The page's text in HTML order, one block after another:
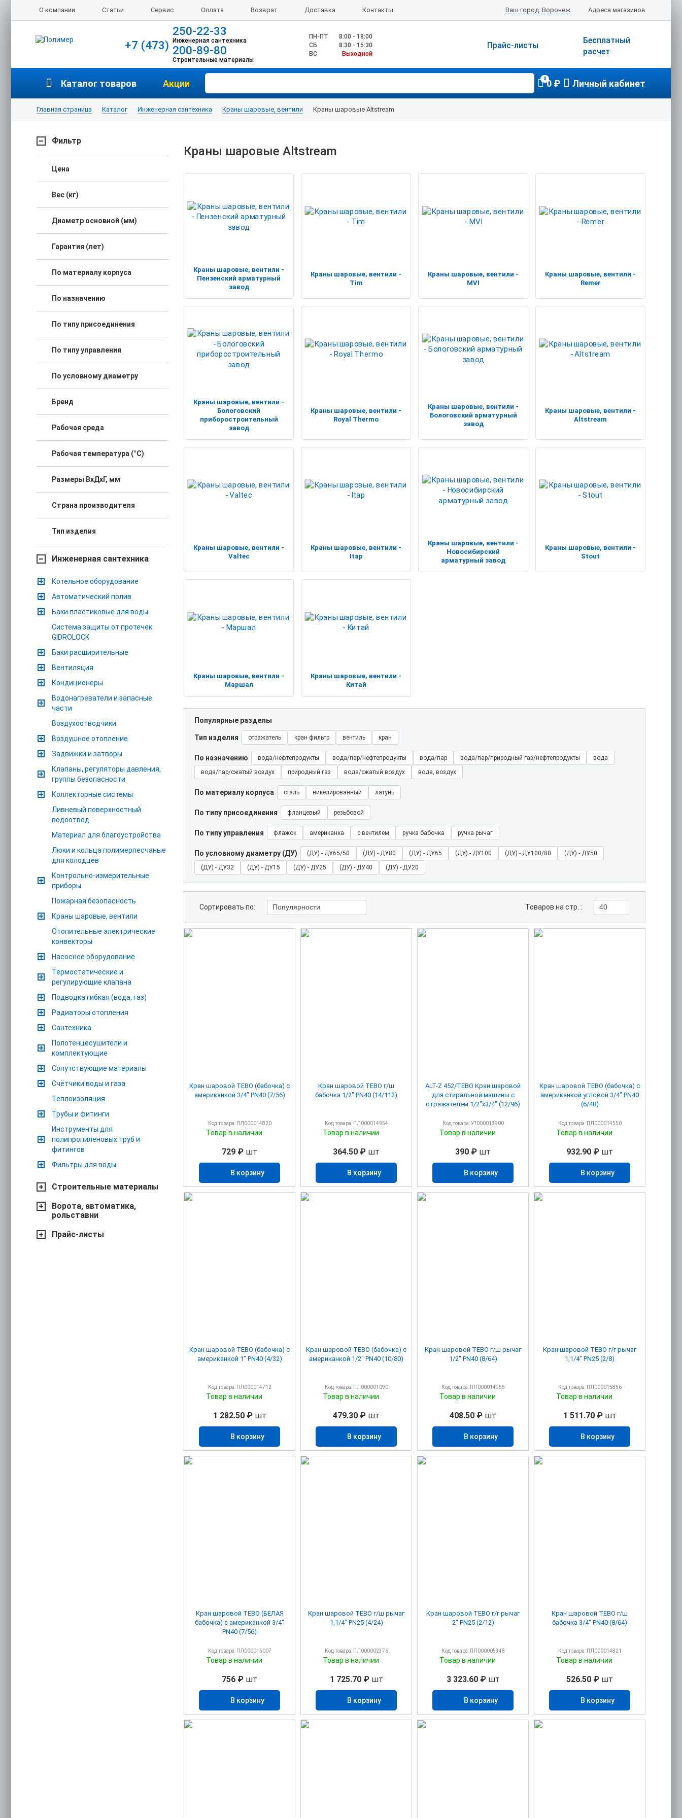
О компании Статьи Сервис Оплата Возврат Доставка Контакты Адреса магазинов
Ваш город: Воронеж
+7 (473)
250-22-33
Инженерная сантехника
200-89-80
Строительные материалы
ПН-ПТ
8:00 - 18:00
CБ
8:30 - 15:30
ВС
Выходной
Бесплатный
расчет
Прайс-листы
Каталог товаров Акции 00 ₽ Личный кабинет
Главная страница Каталог Инженерная сантехника Краны шаровые, вентили Краны шаровые Altstream
Фильтр
Цена
Вес (кг)
Диаметр основной (мм)
Гарантия (лет)
По материалу корпуса
По назначению
По типу присоединения
По типу управления
По условному диаметру
Бренд
Рабочая среда
Рабочая температура (°C)
Размеры ВхДхГ, мм
Страна производителя
Тип изделия
Инженерная сантехника
Котельное оборудование
Автоматический полив
Баки пластиковые для воды
Система защиты от протечек
GIDROLOCK
Баки расширительные
Вентиляция
Кондиционеры
Водонагреватели и запасные
части
Воздухоотводчики
Воздушное отопление
Задвижки и затворы
Клапаны, регуляторы давления,
группы безопасности
Коллекторные системы
Ливневый поверхностный
водоотвод
Материал для благоустройства
Люки и кольца полимерпесчаные
для колодцев
Контрольно-измерительные
приборы
Пожарная безопасность
Краны шаровые, вентили
Отопительные электрические
конвекторы
Насосное оборудование
Термостатические и
регулирующие клапана
Подводка гибкая (вода, газ)
Радиаторы отопления
Сантехника
Полотенцесушители и
комплектующие
Сопутствующие материалы
Счётчики воды и газа
Теплоизоляция
Трубы и фитинги
Инструменты для
полипропиленовых труб и
фитингов
Фильтры для воды
Строительные материалы
Ворота, автоматика,
рольставни
Прайс-листы
Краны шаровые Altstream
Краны шаровые, вентили -
Пензенский арматурный
завод
Краны шаровые, вентили -
Tim
Краны шаровые, вентили -
MVI
Краны шаровые, вентили -
Remer
Краны шаровые, вентили -
Бологовский
приборостроительный
завод
Краны шаровые, вентили -
Royal Thermo
Краны шаровые, вентили -
Бологовский арматурный
завод
Краны шаровые, вентили -
Altstream
Краны шаровые, вентили -
Valtec
Краны шаровые, вентили -
Itap
Краны шаровые, вентили -
Новосибирский
арматурный завод
Краны шаровые, вентили -
Stout
Краны шаровые, вентили -
Маршал
Краны шаровые, вентили -
Китай
Популярные разделы
Тип изделия отражатель кран фильтр вентиль кран
По назначению вода/нефтепродукты вода/пар/нефтепродукты вода/пар вода/пар/природный газ/нефтепродукты
вода
вода/пар/сжатый воздух
природный газ вода/сжатый воздух вода, воздух
По материалу корпуса сталь никелированный латунь
По типу присоединения фланцевый резьбовой
По типу управления флажок американка с вентилем ручка бабочка ручка рычаг
По условному диаметру (ДУ) (ДУ) - ДУ65/50 (ДУ) - ДУ80 (ДУ) - ДУ65 (ДУ) - ДУ100 (ДУ) - ДУ100/80
(ДУ) - ДУ50
(ДУ) - ДУ32
(ДУ) - ДУ15 (ДУ) - ДУ25 (ДУ) - ДУ40 (ДУ) - ДУ20
Сортировать по: Популярности Товаров на стр. : 40
Кран шаровой TEBO (бабочка) c
американкой 3/4" PN40 (7/56)
Код товара: ПЛ000014820
Товар в наличии
729 ₽ шт
В корзину
Кран шаровой TEBO г/ш
бабочка 1/2" PN40 (14/112)
Код товара: ПЛ000014954
Товар в наличии
364.50 ₽ шт
В корзину
ALT-Z 452/TEBO Кран шаровой
для стиральной машины с
отражателем 1/2"х3/4" (12/96)
Код товара: УТ000013900
Товар в наличии
390 ₽ шт
В корзину
Кран шаровой TEBO (бабочка) c
американкой угловой 3/4" PN40
(6/48)
Код товара: ПЛ000014550
Товар в наличии
932.90 ₽ шт
В корзину
Кран шаровой TEBO (бабочка) c
американкой 1" PN40 (4/32)
Код товара: ПЛ000014712
Товар в наличии
1 282.50 ₽шт
В корзину
Кран шаровой TEBO (бабочка) c
американкой 1/2" PN40 (10/80)
Код товара: ПЛ000001090
Товар в наличии
479.30 ₽ шт
В корзину
Кран шаровой TEBO г/ш рычаг
1/2" PN40 (8/64)
Код товара: ПЛ000014955
Товар в наличии
408.50 ₽ шт
В корзину
Кран шаровой TEBO г/г рычаг
1,1/4" PN25 (2/8)
Код товара: ПЛ000015856
Товар в наличии
1 511.70 ₽шт
В корзину
Кран шаровой TEBO (БЕЛАЯ
бабочка) c американкой 3/4"
PN40 (7/56)
Код товара: ПЛ000015007
Товар в наличии
756 ₽ шт
В корзину
Кран шаровой TEBO г/ш рычаг
1,1/4" PN25 (4/24)
Код товара: ПЛ000002376
Товар в наличии
1 725.70 ₽шт
В корзину
Кран шаровой TEBO г/г рычаг
2" PN25 (2/12)
Код товара: ПЛ000005348
Товар в наличии
3 323.60 ₽шт
В корзину
Кран шаровой TEBO г/ш
бабочка 3/4" PN40 (8/64)
Код товара: ПЛ000014821
Товар в наличии
526.50 ₽ шт
В корзину